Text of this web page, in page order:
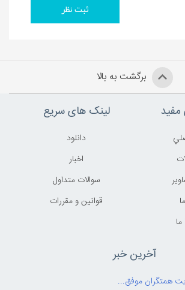
برگشت به بالا
لینک های سریع
دانلود
اخبار
سوالات متداول
قوانين و مقررات
آخرین خبر
همتگران موفق...